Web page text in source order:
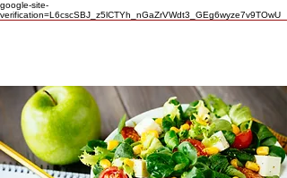
google-site-
verification=L6cscSBJ_z5lCTYh_nGaZrVWdt3_GEg6wyze7v9TOwU